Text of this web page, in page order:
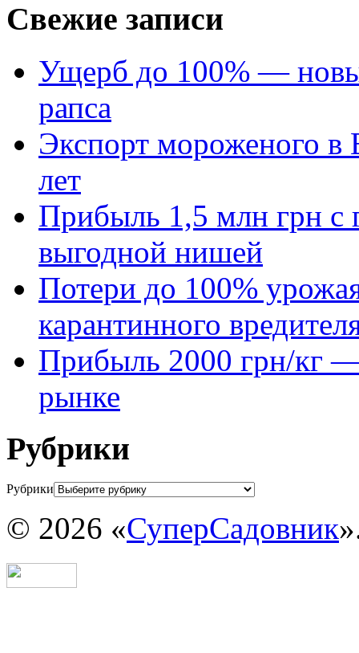
Свежие записи
Ущерб до 100% —
рапса
Экспорт мороженого в
лет
Прибыль 1,5 млн грн с
выгодной нишей
Потери до 100%
карантинного
Прибыль 2000 грн/кг —
рынке
Рубрики
Рубрики
© 2026 «СуперСадовник